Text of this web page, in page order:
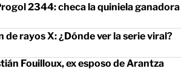
2344: checa la quiniela ganadora
de rayos X: ¿Dónde ver la serie viral?
Fouilloux, ex esposo de Arantza